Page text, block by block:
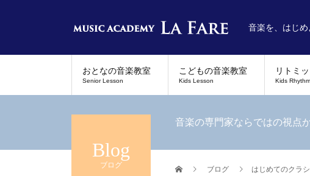
音楽を、はじめ
おとなの音楽教室
Senior Lesson
こどもの音楽教室
Kids Lesson
リトミ
Kids
Blog
ブログ
音楽の専門家ならではの視点
ブログ はじめてのクラ